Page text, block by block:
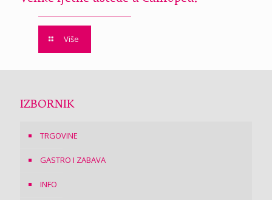
Više
IZBORNIK
TRGOVINE
GASTRO I ZABAVA
INFO